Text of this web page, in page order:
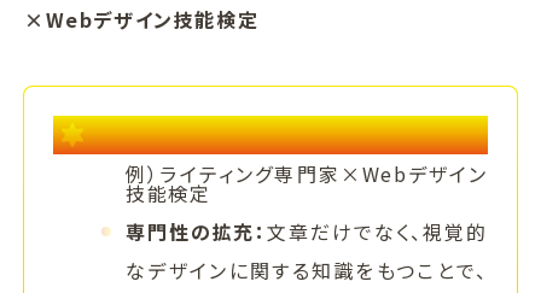
×Webデザイン技能検定
資格でブランディング力を高めるヒント
例）ライティング専門家×Webデザイン
技能検定
専門性の拡充：文章だけでなく、視覚的
なデザインに関する知識をもつことで、